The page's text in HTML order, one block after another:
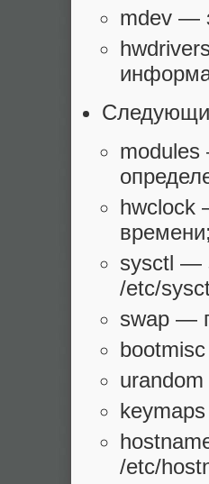
mdev —
modules
hwclock
sysctl —
/etc/
swap —
/etc/